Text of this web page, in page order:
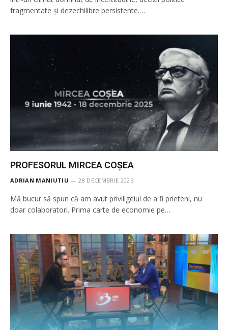
fragmentate și dezechilibre persistente.…
PROFESORUL MIRCEA COȘEA
ADRIAN MANIUTIU 28 DECEMBRIE 2025
Mă bucur să spun că am avut priviligeiul de a fi prieteni, nu
doar colaboratori. Prima carte de economie pe…